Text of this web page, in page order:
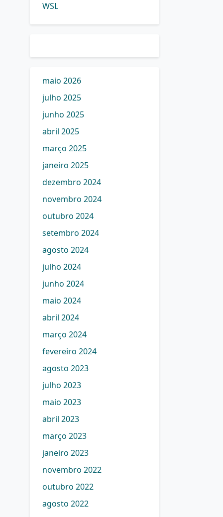
WSL
maio 2026
julho 2025
junho 2025
abril 2025
março 2025
janeiro 2025
dezembro 2024
novembro 2024
outubro 2024
setembro 2024
agosto 2024
julho 2024
junho 2024
maio 2024
abril 2024
março 2024
fevereiro 2024
agosto 2023
julho 2023
maio 2023
abril 2023
março 2023
janeiro 2023
novembro 2022
outubro 2022
agosto 2022